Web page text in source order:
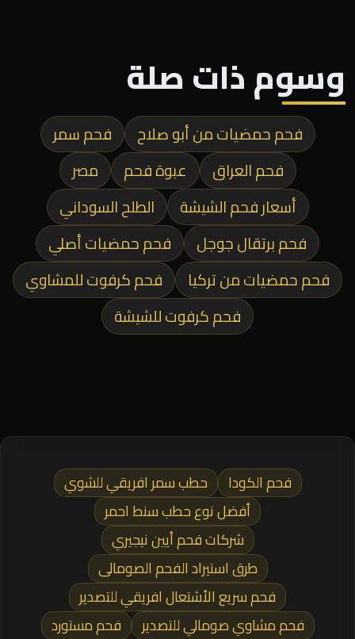
وسوم ذات صلة
فحم حمضيات من أبو صلاح
فحم سمر
فحم العراق
عبوة فحم
مصر
أسعار فحم الشيشة
الطلح السوداني
فحم برتقال جوجل
فحم حمضيات أصلي
فحم حمضيات من تركيا
فحم كرفوت للمشاوي
فحم كرفوت للشيشة
فحم الكودا
حطب سمر افريقي للشوي
أفضل نوع حطب سنط احمر
شركات فحم أيين نيجيري
طرق استيراد الفحم الصومالى
فحم سريع الأشتعال افريقي للتصدير
فحم مشاوي صومالي للتصدير
فحم مستورد